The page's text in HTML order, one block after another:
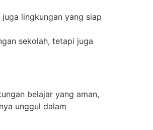
lingkungan yang siap
sekolah, tetapi juga
belajar yang aman,
unggul dalam